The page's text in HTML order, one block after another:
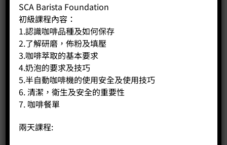
SCA Barista Foundation
初級課程內容：
1.認識咖啡品種及如何保存
2.了解研磨，佈粉及填壓
3.咖啡萃取的基本要求
4.奶泡的要求及技巧
5.半自動咖啡機的使用安全及使用技巧
6. 清潔，衛生及安全的重要性
7. 咖啡餐單
兩天課程: